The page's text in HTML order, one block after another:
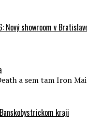
showroom v
kraji
a sem tam Iron